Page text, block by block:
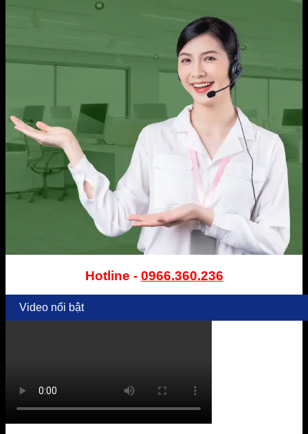
Hotline - 0966.360.236
Video nổi bật